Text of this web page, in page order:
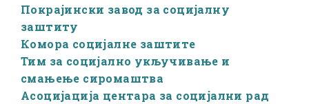
Покрајински завод за социјалну
заштиту
Комора социјалне заштите
Тим за социјално укључивање и
смањење сиромаштва
Асоцијација центара за социјални рад